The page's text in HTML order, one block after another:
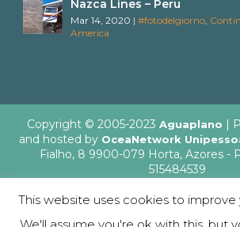
Nazca Lines – Peru
Mar 14, 2020 |#fotodelgiorno
America
Copyright © 2005-2023 Aguaplano |
and hosted by OceaNetwork
Fialho, 8 9900-079 Horta, Azores -
515484539
This website uses cookies to